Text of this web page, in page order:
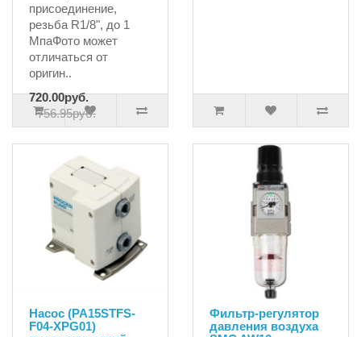
присоединение,
резьба R1/8", до 1
МпаФото может
отличаться от
оригин..
720.00руб.
756.95руб.
Насос (PA15STFS-
F04-XPG01)
Фильтр-регулятор
давления воздуха